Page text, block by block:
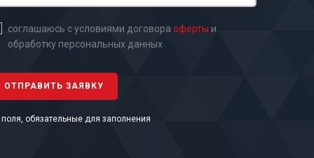
соглашаюсь с условиями договора оферты и
обработку персональных данных
поля, обязательные для заполнения